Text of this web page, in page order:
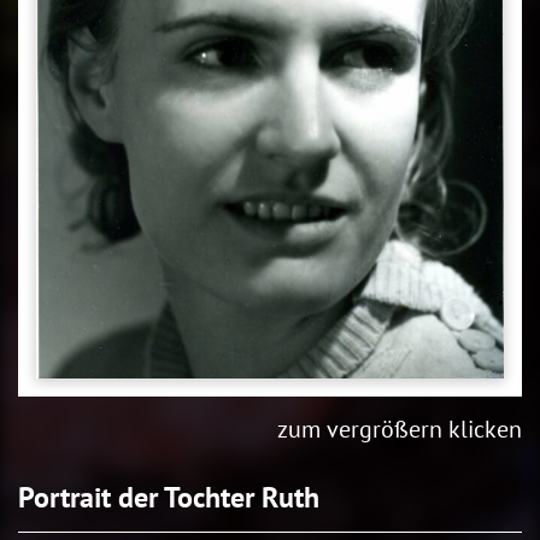
zum vergrößern klicken
Portrait der Tochter Ruth